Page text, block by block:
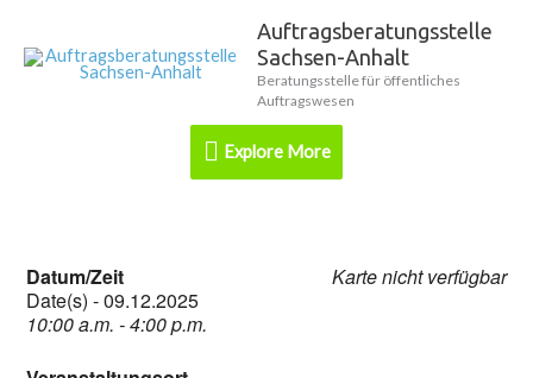
Inhalt
Auftragsberatungsstelle
Sachsen-Anhalt
Beratungsstelle für öffentliches
Auftragswesen
Explore
More
Explore More
Karte nicht verfügbar
Datum/Zeit
Date(s) - 09.12.2025
10:00 a.m. - 4:00 p.m.